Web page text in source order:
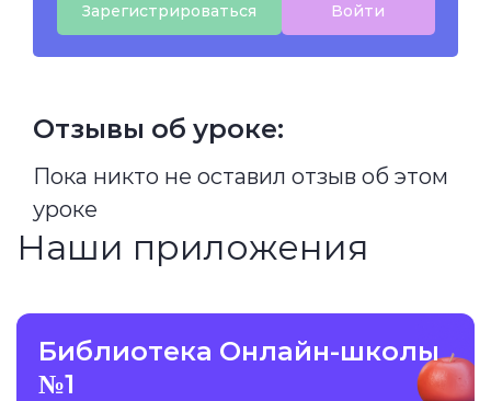
Зарегистрироваться Войти
Отзывы об уроке:
Пока никто не оставил отзыв об этом
уроке
Наши приложения
Библиотека Онлайн-школы
№1